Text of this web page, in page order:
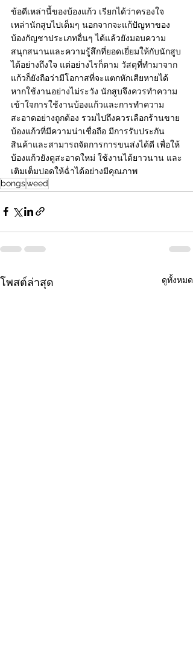
ข้อดีเหล่านี้ของบ้องแก้ว เรียกได้ว่าครองใจ
เหล่านักสูบไปเต็มๆ นอกจากจะแก้ปัญหาของ
บ้องกัญชาประเภทอื่นๆ ได้แล้วยังมอบความ
สนุกสนานและความรู้สึกที่ยอดเยี่ยมให้กับนักสูบ
ได้อย่างถึงใจ แต่อย่างไรก็ตาม วัสดุที่ทำมาจาก
แก้วก็ยังถือว่ามีโอกาสที่จะแตกหักเสียหายได้
หากใช้งานอย่างไม่ระวัง นักสูบจึงควรทำความ
เข้าใจการใช้งานบ้องแก้วและการทำความ
สะอาดอย่างถูกต้อง รวมไปถึงควรเลือกร้านขาย
บ้องแก้วที่มีความน่าเชื่อถือ มีการรับประกัน
สินค้าและสามารถจัดการการขนส่งได้ดี เพื่อให้
บ้องแก้วยังดูสะอาดใหม่ ใช้งานได้ยาวนาน และ
เติมเต็มปอดให้ฉ่ำได้อย่างมีคุณภาพ
bongsweed
โพสต์ล่าสุด ดูทั้งหมด